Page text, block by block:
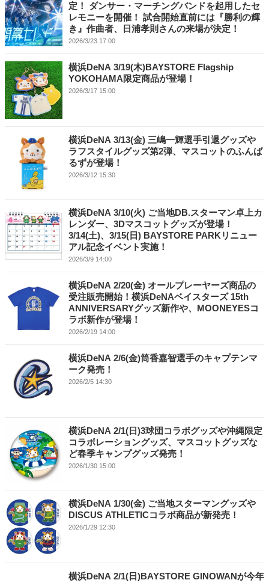
定！ ダンサー・マーチングバンドを起用したセ
レモニーを開催！ 試合開始直前には『勝利の輝
き』作曲者、日浦孝則さんの来場が決定！
2026/3/23 17:00
横浜DeNA 3/19(木)BAYSTORE Flagship
YOKOHAMA限定商品が登場！
2026/3/17 15:00
横浜DeNA 3/13(金) 三嶋一輝選手引退グッズや
ラフスタイルグッズ第2弾、マスコットのふんば
るずが登場！
2026/3/12 15:30
横浜DeNA 3/10(火) ご当地DB.スターマン卓上カ
レンダー、3Dマスコットグッズが登場！
3/14(土)、3/15(日) BAYSTORE PARKリニュー
アル記念イベント実施！
2026/3/9 14:00
横浜DeNA 2/20(金) オールプレーヤーズ商品の
受注販売開始！横浜DeNAベイスターズ 15th
ANNIVERSARYグッズ新作や、MOONEYESコ
ラボ新作が登場！
2026/2/19 14:00
横浜DeNA 2/6(金)筒香嘉智選手のキャプテンマ
ーク発売！
2026/2/5 14:30
横浜DeNA 2/1(日)3球団コラボグッズや沖縄限定
コラボレーショングッズ、マスコットグッズな
ど春季キャンプグッズ発売！
2026/1/30 15:00
横浜DeNA 1/30(金) ご当地スターマングッズや
DISCUS ATHLETICコラボ商品が新発売！
2026/1/29 12:30
横浜DeNA 2/1(日)BAYSTORE GINOWANが今年